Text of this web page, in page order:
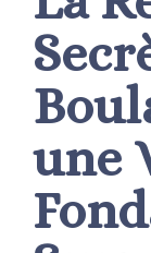
une